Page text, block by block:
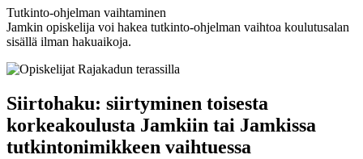
Tutkinto-ohjelman vaihtaminen
Jamkin opiskelija voi hakea tutkinto-ohjelman vaihtoa koulutusalan
sisällä ilman hakuaikoja.
Siirtohaku: siirtyminen toisesta
korkeakoulusta Jamkiin tai Jamkissa
tutkintonimikkeen vaihtuessa